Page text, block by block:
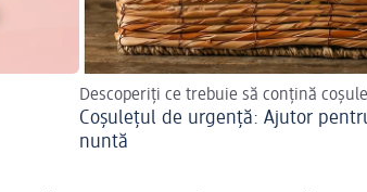
Descoperiți ce trebuie să conțină
Coșulețul de urgență: Ajutor
nuntă